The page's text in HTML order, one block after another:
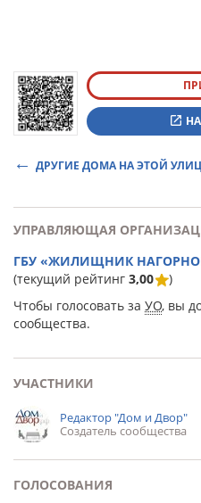
ДРУГИЕ ДОМА НА ЭТОЙ
УПРАВЛЯЮЩАЯ
ГБУ «ЖИЛИЩНИК
(текущий рейтинг 3,00
)
Чтобы голосовать за УО, вы
сообщества.
УЧАСТНИКИ
Редактор "Дом и Двор"
Создатель сообщества
ГОЛОСОВАНИЯ